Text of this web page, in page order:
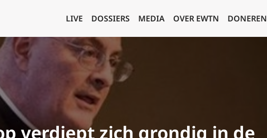
LIVE DOSSIERS MEDIA OVER EWTN DONEREN
verdiept zich grondig in de